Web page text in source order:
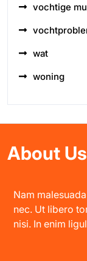
vochtige
wat
woning
About Us
Nam
nec. Ut libero
nisi. In enim